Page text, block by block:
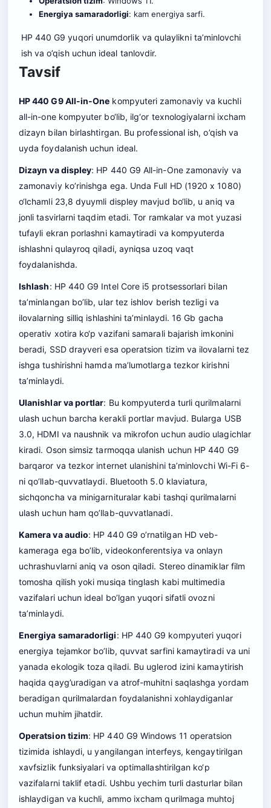
Energiya samaradorligi: kam energiya sarfi.
HP 440 G9 yuqori unumdorlik va qulaylikni ta’minlovchi
ish va o’qish uchun ideal tanlovdir.
Tavsif
HP 440 G9 All-in-One kompyuteri zamonaviy va kuchli
all-in-one kompyuter bo‘lib, ilg‘or texnologiyalarni ixcham
dizayn bilan birlashtirgan. Bu professional ish, o’qish va
uyda foydalanish uchun ideal.
Dizayn va displey: HP 440 G9 All-in-One zamonaviy va
zamonaviy ko’rinishga ega. Unda Full HD (1920 x 1080)
o‘lchamli 23,8 dyuymli displey mavjud bo‘lib, u aniq va
jonli tasvirlarni taqdim etadi. Tor ramkalar va mot yuzasi
tufayli ekran porlashni kamaytiradi va kompyuterda
ishlashni qulayroq qiladi, ayniqsa uzoq vaqt
foydalanishda.
Ishlash: HP 440 G9 Intel Core i5 protsessorlari bilan
ta’minlangan bo’lib, ular tez ishlov berish tezligi va
ilovalarning silliq ishlashini ta’minlaydi. 16 Gb gacha
operativ xotira ko‘p vazifani samarali bajarish imkonini
beradi, SSD drayveri esa operatsion tizim va ilovalarni tez
ishga tushirishni hamda ma’lumotlarga tezkor kirishni
ta’minlaydi.
Ulanishlar va portlar: Bu kompyuterda turli qurilmalarni
ulash uchun barcha kerakli portlar mavjud. Bularga USB
3.0, HDMI va naushnik va mikrofon uchun audio ulagichlar
kiradi. Oson simsiz tarmoqqa ulanish uchun HP 440 G9
barqaror va tezkor internet ulanishini ta’minlovchi Wi-Fi 6-
ni qo’llab-quvvatlaydi. Bluetooth 5.0 klaviatura,
sichqoncha va minigarnituralar kabi tashqi qurilmalarni
ulash uchun ham qo’llab-quvvatlanadi.
Kamera va audio: HP 440 G9 o’rnatilgan HD veb-
kameraga ega bo’lib, videokonferentsiya va onlayn
uchrashuvlarni aniq va oson qiladi. Stereo dinamiklar film
tomosha qilish yoki musiqa tinglash kabi multimedia
vazifalari uchun ideal bo’lgan yuqori sifatli ovozni
ta’minlaydi.
Energiya samaradorligi: HP 440 G9 kompyuteri yuqori
energiya tejamkor bo’lib, quvvat sarfini kamaytiradi va uni
yanada ekologik toza qiladi. Bu uglerod izini kamaytirish
haqida qayg’uradigan va atrof-muhitni saqlashga yordam
beradigan qurilmalardan foydalanishni xohlaydiganlar
uchun muhim jihatdir.
Operatsion tizim: HP 440 G9 Windows 11 operatsion
tizimida ishlaydi, u yangilangan interfeys, kengaytirilgan
xavfsizlik funksiyalari va optimallashtirilgan ko‘p
vazifalarni taklif etadi. Ushbu yechim turli dasturlar bilan
ishlaydigan va kuchli, ammo ixcham qurilmaga muhtoj